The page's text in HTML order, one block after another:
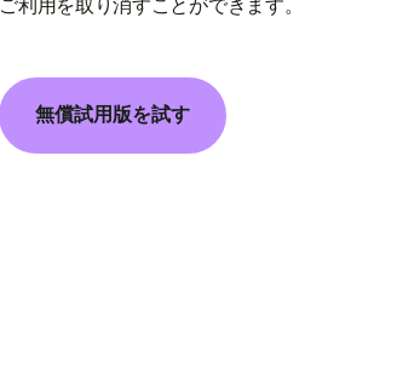
ご利用を取り消すことができます。
無償試用版を試す